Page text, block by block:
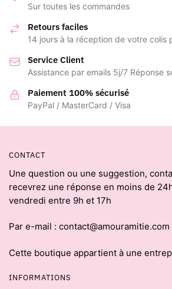
Sur toutes les commandes
Retours faciles
14 jours à la réception de votre colis
Service Client
Assistance par emails 5j/7 Réponse
Paiement 100% sécurisé
PayPal / MasterCard / Visa
CONTACT
Une question ou une suggestion,
recevrez une réponse en moins de
vendredi entre 9h et 17h
Par e-mail : contact@amouramitie.com
Cette boutique appartient à une
INFORMATIONS